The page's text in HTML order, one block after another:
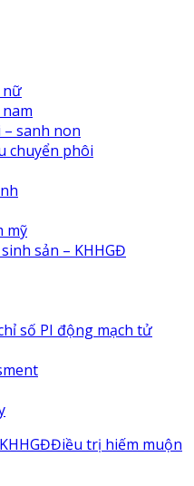
nữ
sanh non
chuyển phôi
mỹ
sản – KHHGĐ
số PI động mạch tử
Điều trị hiếm muộn